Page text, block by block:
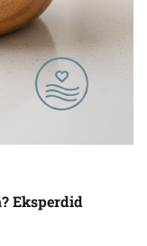
Eksperdid